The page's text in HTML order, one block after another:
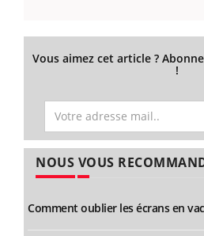
Vous aimez cet article ?
!
NOUS VOUS
Comment oublier les écrans en